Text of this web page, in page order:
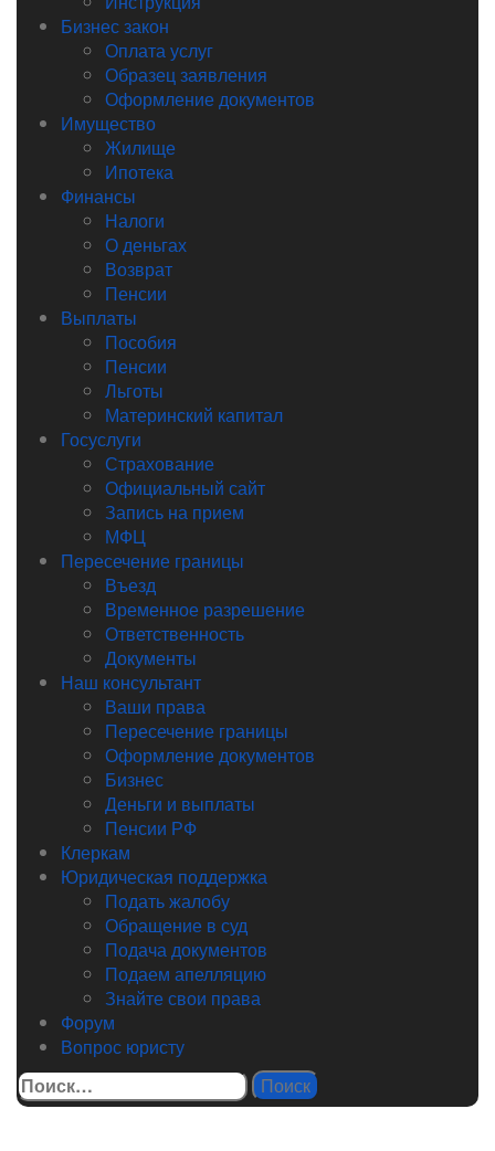
Бизнес закон
Оплата услуг
Образец заявления
Оформление документов
Имущество
Жилище
Ипотека
Финансы
Налоги
О деньгах
Возврат
Пенсии
Выплаты
Пособия
Пенсии
Льготы
Материнский капитал
Госуслуги
Страхование
Официальный сайт
Запись на прием
МФЦ
Пересечение границы
Въезд
Временное разрешение
Ответственность
Документы
Наш консультант
Ваши права
Пересечение границы
Оформление документов
Бизнес
Деньги и выплаты
Пенсии РФ
Клеркам
Юридическая поддержка
Подать жалобу
Обращение в суд
Подача документов
Подаем апелляцию
Знайте свои права
Форум
Вопрос юристу
Найти: